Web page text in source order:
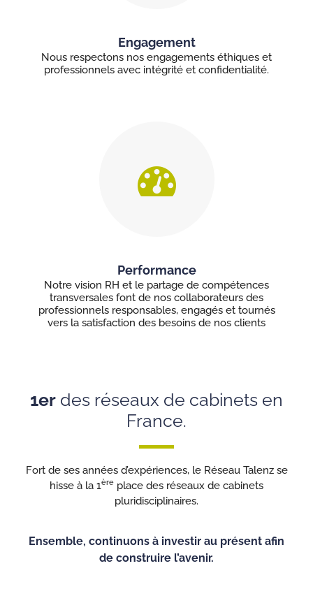
Engagement
Nous respectons nos engagements éthiques et
professionnels avec intégrité et confidentialité.
Performance
Notre vision RH et le partage de compétences
transversales font de nos collaborateurs des
professionnels responsables, engagés et tournés
vers la satisfaction des besoins de nos clients
1er des réseaux de cabinets en
France.
Fort de ses années d’expériences, le Réseau Talenz se
hisse à la 1ère place des réseaux de cabinets
pluridisciplinaires.
Ensemble, continuons à investir au présent afin
de construire l’avenir.